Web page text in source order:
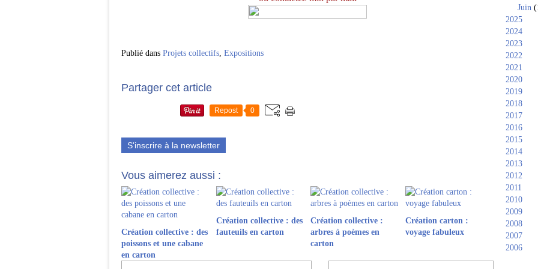
Publié dans Projets collectifs, Expositions
Partager cet article
Repost 0
S'inscrire à la newsletter
Vous aimerez aussi :
Création collective : des
poissons et une cabane
en carton
Création collective : des
fauteuils en carton
Création collective :
arbres à poèmes en
carton
Création carton :
voyage fabuleux
Juin
2025
2024
2023
2022
2021
2020
2019
2018
2017
2016
2015
2014
2013
2012
2011
2010
2009
2008
2007
2006